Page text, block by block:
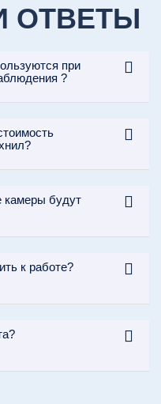
ОТВЕТЫ
при
?
камеры будут
к работе?